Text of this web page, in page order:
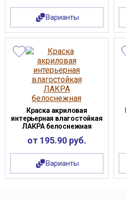
Варианты
Краска акриловая
интерьерная влагостойкая
ЛАКРА белоснежная
от 195.90 руб.
Варианты